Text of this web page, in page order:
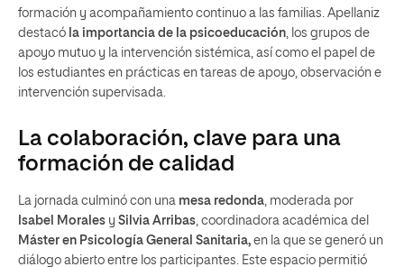
formación y acompañamiento continuo a las familias. Apellaniz
destacó la importancia de la psicoeducación , los grupos de
apoyo mutuo y la intervención sistémica, así como el papel de
los estudiantes en prácticas en tareas de apoyo, observación e
intervención supervisada.
La colaboración, clave para una
formación de calidad
La jornada culminó con una mesa redonda , moderada por
Isabel Morales y Silvia Arribas , coordinadora académica del
Máster en Psicología General Sanitaria, en la que se generó un
diálogo abierto entre los participantes. Este espacio permitió